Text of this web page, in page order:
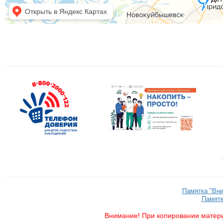
Памятка
Внимание! При копировании